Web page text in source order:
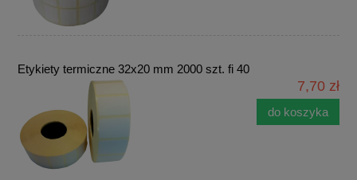
Etykiety termiczne 32x20 mm 2000 szt. fi 40
7,70 zł
do koszyka